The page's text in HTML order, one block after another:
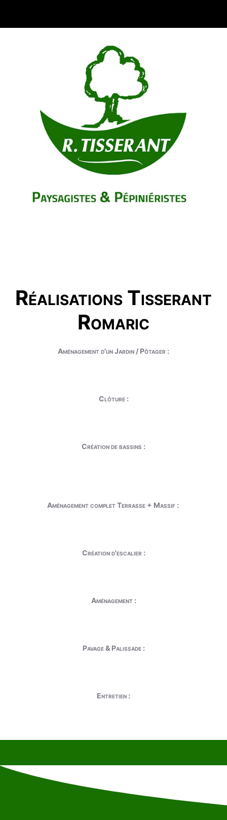
Réalisations Tisserant
Romaric
Aménagement d'un Jardin / Pôtager :
Clôture :
Création de bassins :
Aménagement complet Terrasse + Massif :
Création d'escalier :
Aménagement :
Pavage & Palissade :
Entretien :